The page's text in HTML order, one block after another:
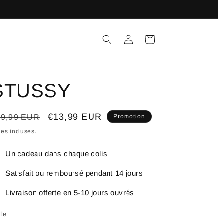
ConnexionPanier
EUR
Prix
€13,99 EUR Promotion
incluses.
Un cadeau dans chaque colis
Satisfait ou remboursé pendant 14 jours
Livraison offerte en 5-10 jours ouvrés